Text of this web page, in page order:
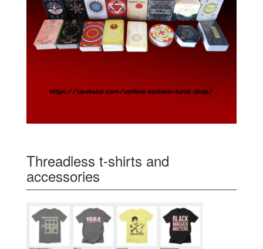
Threadless t-shirts and
accessories